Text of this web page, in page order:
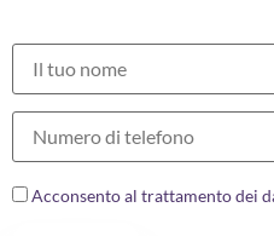
Acconsento al trattamento dei